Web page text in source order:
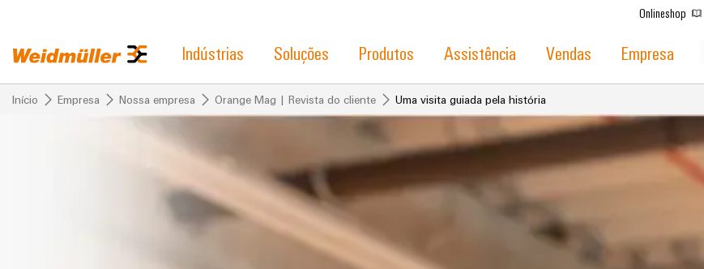
Onlineshop
Indústrias Soluções Produtos Assistência Vendas Empresa
Início Empresa Nossa empresa Orange Mag | Revista do cliente Uma visita guiada pela história